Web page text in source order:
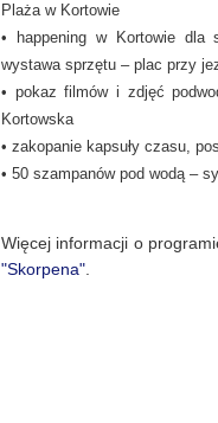
Plaża w Kortowie
• happening w Kortowie dla
wystawa sprzętu – plac przy
• pokaz filmów i zdjęć
Kortowska
• zakopanie kapsuły czasu,
• 50 szampanów pod wodą –
Więcej informacji o
"Skorpena"